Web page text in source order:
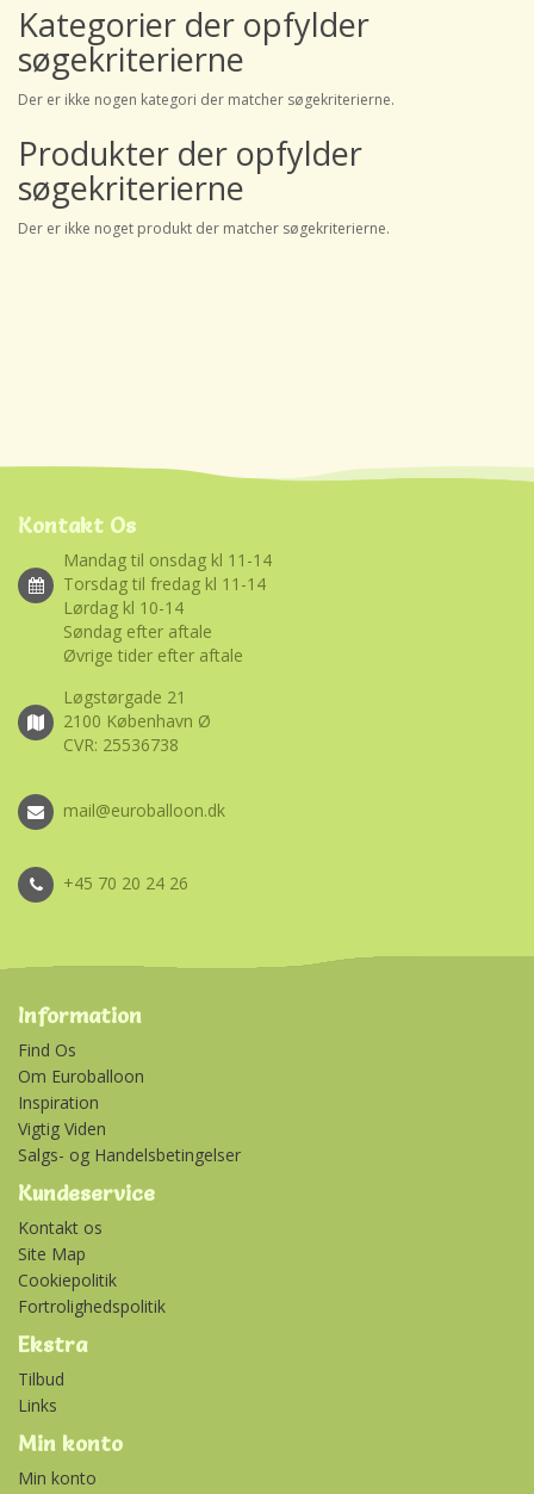
Kategorier der opfylder
søgekriterierne
Der er ikke nogen kategori der matcher søgekriterierne.
Produkter der opfylder
søgekriterierne
Der er ikke noget produkt der matcher søgekriterierne.
Kontakt Os
Mandag til onsdag kl 11-14
Torsdag til fredag kl 11-14
Lørdag kl 10-14
Søndag efter aftale
Øvrige tider efter aftale
Løgstørgade 21
2100 København Ø
CVR: 25536738
mail@euroballoon.dk
+45 70 20 24 26
Information
Find Os
Om Euroballoon
Inspiration
Vigtig Viden
Salgs- og Handelsbetingelser
Kundeservice
Kontakt os
Site Map
Cookiepolitik
Fortrolighedspolitik
Ekstra
Tilbud
Links
Min konto
Min konto